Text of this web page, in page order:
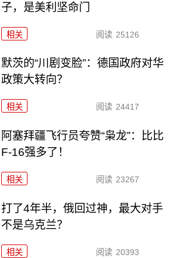
子，是美利坚命门
相关 阅读 25126
默茨的“川剧变脸”：德国政府对华
政策大转向？
相关 阅读 24417
阿塞拜疆飞行员夸赞“枭龙”：比比
F-16强多了！
相关 阅读 23267
打了4年半，俄回过神，最大对手
不是乌克兰？
相关 阅读 20393